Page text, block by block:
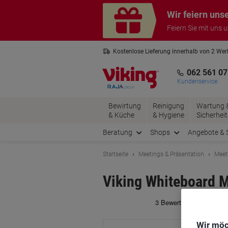
Wir feiern
Feiern Sie mit uns
Kostenlose Lieferung innerhalb von 2
062 561
Kundenservice
Bewirtung
& Küche
Reinigung
& Hygiene
Wartung
Sicherheit
Beratung Shops Angebote &
Startseite Meetings & Präsentation
Viking Whiteboard
Wir